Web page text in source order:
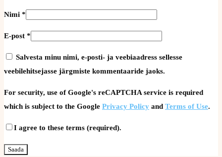
Nimi *
E-post *
Salvesta minu nimi, e-posti- ja veebiaadress sellesse
veebilehitsejasse järgmiste kommentaaride jaoks.
For security, use of Google's reCAPTCHA service is required
which is subject to the Google Privacy Policy and Terms of Use.
I agree to these terms (required).